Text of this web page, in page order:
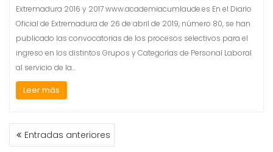
Extremadura 2016 y 2017 www.academiacumlaude.es En el Diario
Oficial de Extremadura de 26 de abril de 2019, número 80, se han
publicado las convocatorias de los procesos selectivos para el
ingreso en los distintos Grupos y Categorías de Personal Laboral
al servicio de la…
Leer más
NAVEGACIÓN
DEEntradas anteriores